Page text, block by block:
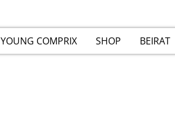
BEIRAT
YOUNG COMPRIX SHOP